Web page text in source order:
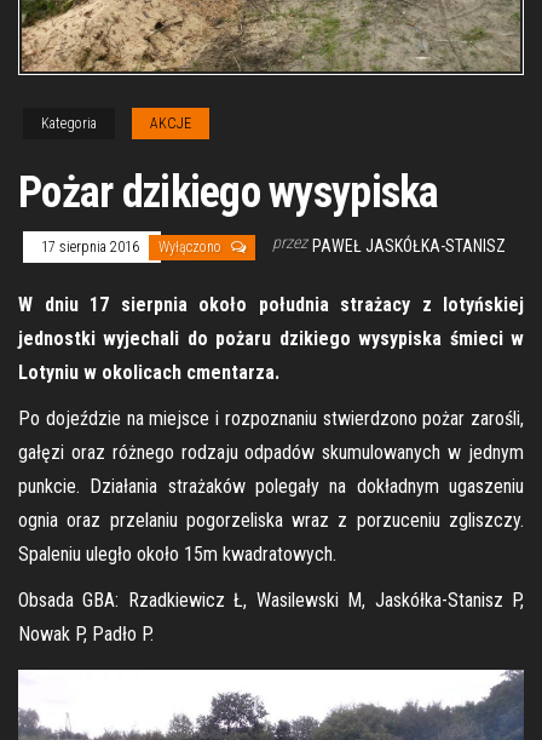
Kategoria AKCJE
Pożar dzikiego wysypiska
17 sierpnia 2016 Wyłączono przez PAWEŁ JASKÓŁKA-STANISZ
W dniu 17 sierpnia około południa strażacy z lotyńskiej
jednostki wyjechali do pożaru dzikiego wysypiska śmieci w
Lotyniu w okolicach cmentarza.
Po dojeździe na miejsce i rozpoznaniu stwierdzono pożar zarośli,
gałęzi oraz różnego rodzaju odpadów skumulowanych w jednym
punkcie. Działania strażaków polegały na dokładnym ugaszeniu
ognia oraz przelaniu pogorzeliska wraz z porzuceniu zgliszczy.
Spaleniu uległo około 15m kwadratowych.
Obsada GBA: Rzadkiewicz Ł, Wasilewski M, Jaskółka-Stanisz P,
Nowak P, Padło P.